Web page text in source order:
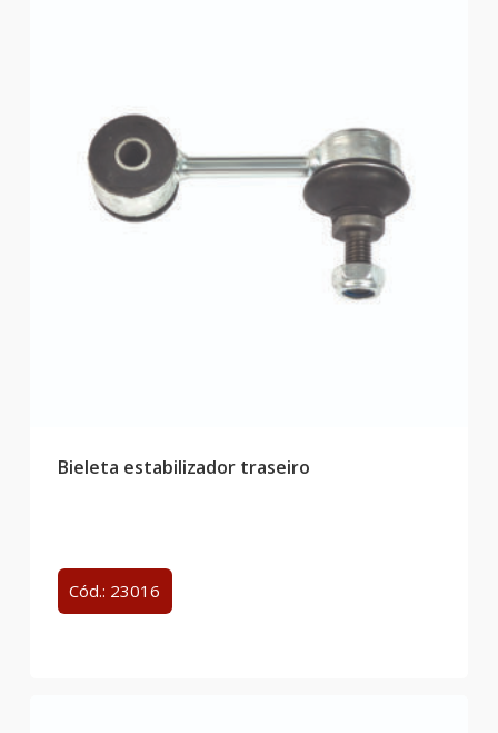
Bieleta estabilizador traseiro
Cód.: 23016